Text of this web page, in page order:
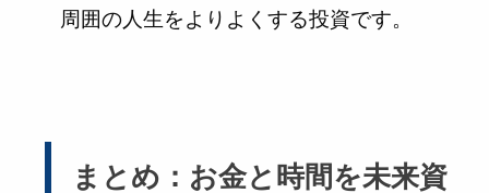
周囲の人生をよりよくする投資です。
まとめ：お金と時間を未来資